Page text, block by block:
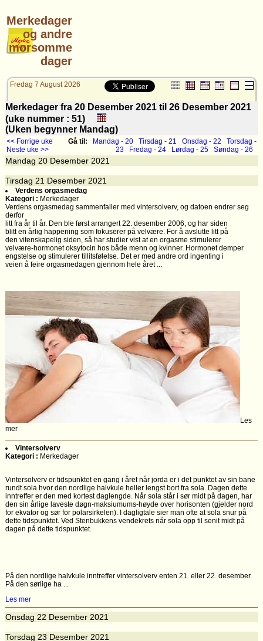
Merkedager
og andre
morsomme
dager
Fredag 7 August 2026
Merkedager fra 20 Desember 2021 til 26 Desember 2021
(uke nummer : 51)
(Uken begynner Mandag)
<< Forrige uke
Neste uke >>
Gå til: Mandag - 20 Tirsdag - 21 Onsdag - 22
Torsdag -
23
Fredag - 24 Lørdag - 25 Søndag - 26
Mandag 20 Desember 2021
Tirsdag 21 Desember 2021
Verdens orgasmedag
Kategori : Merkedager
Verdens orgasmedag sammenfaller med vintersolverv, og datoen endrer seg
derfor
litt fra år til år. Den ble først arrangert 22. desember 2006, og har siden
blitt en årlig happening som fokuserer på velvære. For å avslutte litt på
den vitenskapelig siden, så har studier vist at en orgasme stimulerer
velvære-hormonet oksytocin hos både menn og kvinner. Hormonet demper
engstelse og stimulerer tillitsfølelse. Det er med andre ord ingenting i
veien å feire orgasmedagen gjennom hele året ...
Les
mer
Vintersolverv
Kategori : Merkedager
Vintersolverv er tidspunktet en gang i året når jorda er i det punktet av sin bane
rundt sola hvor den nordlige halvkule heller lengst bort fra sola. Dagen dette
inntreffer er den med kortest daglengde. Når sola står i sør midt på dagen, har
den sin årlige laveste døgn-maksiumums-høyde over horisonten (gjelder nord
for ekvator og sør for polarsirkelen). I dagligtale sier man ofte at sola snur på
dette tidspunktet. Ved Stenbukkens vendekrets når sola opp til senit midt på
dagen på dette tidspunktet.
På den nordlige halvkule inntreffer vintersolverv enten 21. eller 22. desember.
På den sørlige ha ...
Les mer
Onsdag 22 Desember 2021
Torsdag 23 Desember 2021